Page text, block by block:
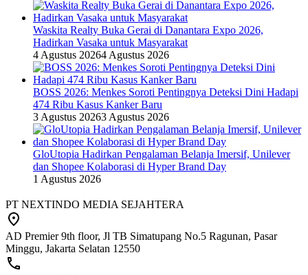
Waskita Realty Buka Gerai di Danantara Expo 2026,
Hadirkan Vasaka untuk Masyarakat
4 Agustus 20264 Agustus 2026
BOSS 2026: Menkes Soroti Pentingnya Deteksi Dini Hadapi
474 Ribu Kasus Kanker Baru
3 Agustus 20263 Agustus 2026
GloUtopia Hadirkan Pengalaman Belanja Imersif, Unilever
dan Shopee Kolaborasi di Hyper Brand Day
1 Agustus 2026
PT NEXTINDO MEDIA SEJAHTERA
AD Premier 9th floor, Jl TB Simatupang No.5 Ragunan, Pasar
Minggu, Jakarta Selatan 12550